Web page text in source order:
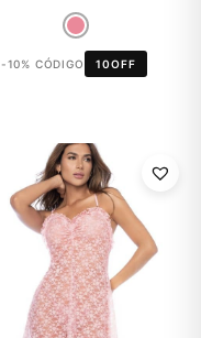
-10% CÓDIGO 10OFF